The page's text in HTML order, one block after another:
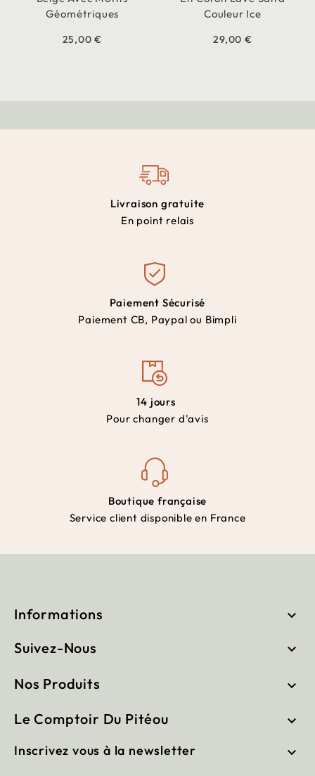
Géométriques
25,00 €
Couleur Ice
29,00 €
Livraison gratuite
En point relais
Paiement Sécurisé
Paiement CB, Paypal ou Bimpli
14 jours
Pour changer d'avis
Boutique française
Service client disponible en France
Informations 
Suivez-Nous 
Nos Produits 
Le Comptoir Du Pitéou 
Inscrivez vous à la newsletter 